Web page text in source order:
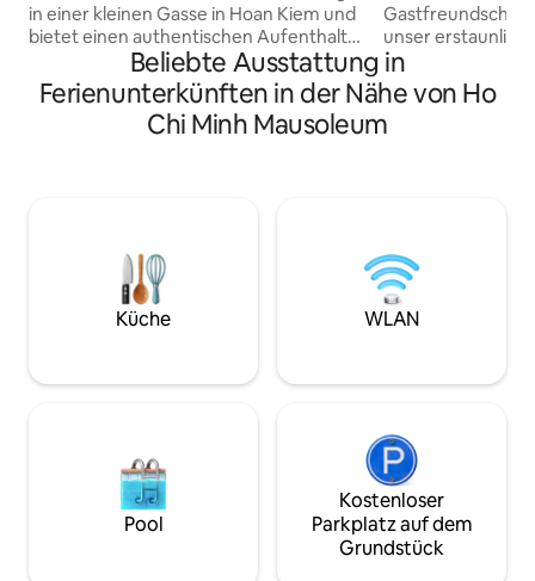
in einer kleinen Gasse in Hoan Kiem und
bietet einen authentischen Aufenthalt
in Hanoi, nur wenige Schritte vom
pulsierenden Zentrum der Stadt
entfernt. Genieße einfachen Zugang zu
ikonischen Sehenswürdigkeiten in
Altstadt - 3 Gehminuten bis zum
Bahnhof Hanoi - 20 Gehminuten zum
Nachtmarkt - Restaurants, Bank & Café
in der Nähe - SIM-Karte zum Verkauf
unser
Quadratmeter
Panoramablick) -
Waschmaschine
ausgestattete Küche -
Flughafen-
sichere
Essensliste &
Abholservice
Beliebte Ausstattung in
Ferienunterkünften in der Nähe von Ho
Chi Minh Mausoleum
Küche WLAN
Pool
Kostenloser
Parkplatz auf dem
Grundstück